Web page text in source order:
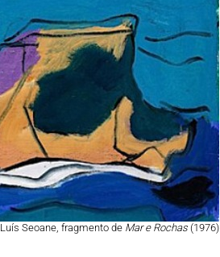
Luís Seoane, fragmento deMar e Rochas (1976)